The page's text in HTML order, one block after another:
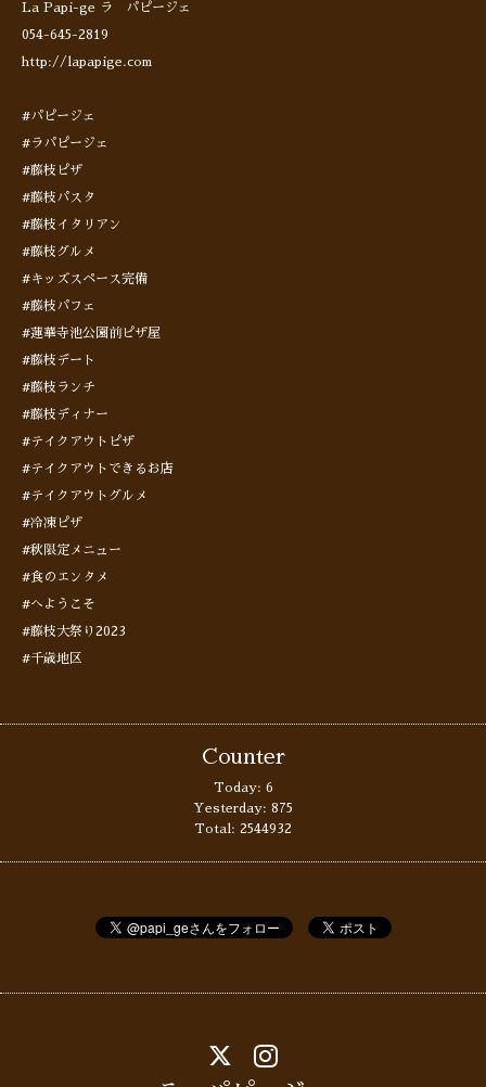
La Papi-ge ラ パピージェ
054-645-2819
http://lapapige.com
#パピージェ
#ラパピージェ
#藤枝ピザ
#藤枝パスタ
#藤枝イタリアン
#藤枝グルメ
#キッズスペース完備
#藤枝パフェ
#蓮華寺池公園前ピザ屋
#藤枝デート
#藤枝ランチ
#藤枝ディナー
#テイクアウトピザ
#テイクアウトできるお店
#テイクアウトグルメ
#冷凍ピザ
#秋限定メニュー
#食のエンタメ
#へようこそ
#藤枝大祭り2023
#千歳地区
Counter
Today: 6
Yesterday: 875
Total: 2544932